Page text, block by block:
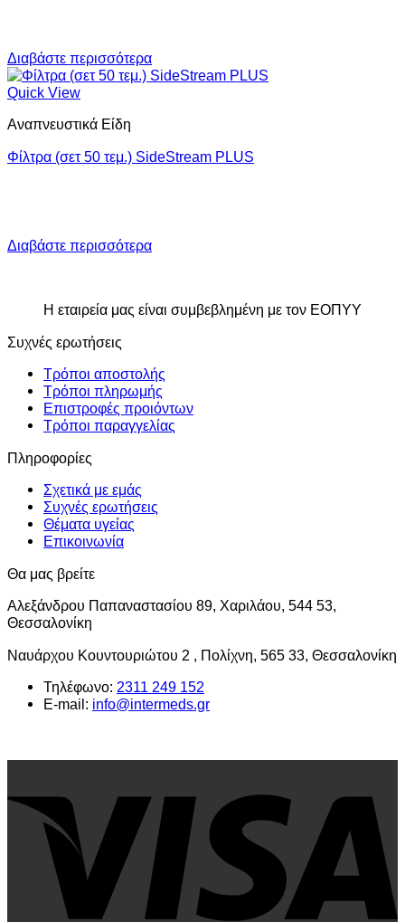
Διαβάστε περισσότερα
Quick View
Αναπνευστικά Είδη
Φίλτρα (σετ 50 τεμ.) SideStream PLUS
Διαβάστε περισσότερα
Η εταιρεία μας είναι συμβεβλημένη με τον ΕΟΠΥΥ
Συχνές ερωτήσεις
Τρόποι αποστολής
Τρόποι πληρωμής
Επιστροφές προιόντων
Τρόποι παραγγελίας
Πληροφορίες
Σχετικά με εμάς
Συχνές ερωτήσεις
Θέματα υγείας
Επικοινωνία
Θα μας βρείτε
Αλεξάνδρου Παπαναστασίου 89, Χαριλάου, 544 53,
Θεσσαλονίκη
Ναυάρχου Κουντουριώτου 2 , Πολίχνη, 565 33, Θεσσαλονίκη
Τηλέφωνο: 2311 249 152
E-mail: info@intermeds.gr